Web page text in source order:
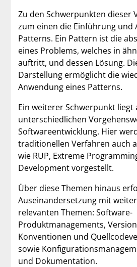
Zu den Schwerpunkten dieser
zum einen die Einführung und
Patterns. Ein Pattern ist die
eines Problems, welches in
auftritt, und dessen Lösung.
Darstellung ermöglicht die
Anwendung eines Patterns.
Ein weiterer Schwerpunkt liegt
unterschiedlichen
Softwareentwicklung. Hier
traditionellen Verfahren auch
wie RUP, Extreme
Development vorgestellt.
Über diese Themen hinaus
Auseinandersetzung mit
relevanten Themen: Software-
Produktmanagements,
Konventionen und
sowie
und Dokumentation.